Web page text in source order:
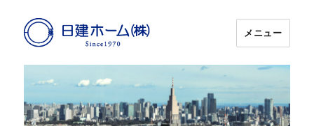
日建ホーム
メニュー